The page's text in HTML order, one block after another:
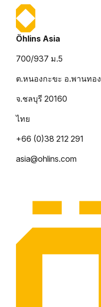
Öhlins Asia
700/937 ม.5
ต.หนองกะขะ อ.พานทอง
จ.ชลบุรี 20160
ไทย
+66 (0)38 212 291
asia@ohlins.com